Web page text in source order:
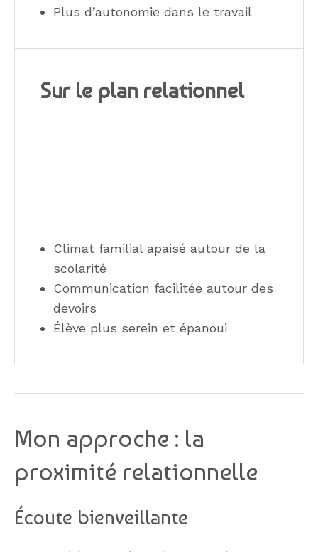
Plus d’autonomie dans le travail
Sur le plan relationnel
Climat familial apaisé autour de la
scolarité
Communication facilitée autour des
devoirs
Élève plus serein et épanoui
Mon approche : la
proximité relationnelle
Écoute bienveillante